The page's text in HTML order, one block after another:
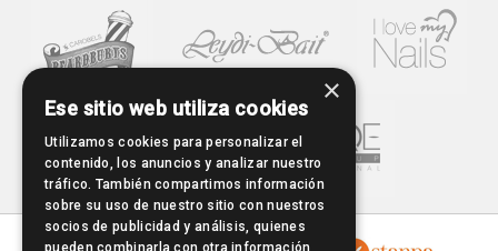
×
Ese sitio web utiliza cookies
Utilizamos cookies para personalizar el
contenido, los anuncios y analizar nuestro
tráfico. También compartimos información
sobre su uso de nuestro sitio con nuestros
socios de publicidad y análisis, quienes
pueden combinarla con otra información